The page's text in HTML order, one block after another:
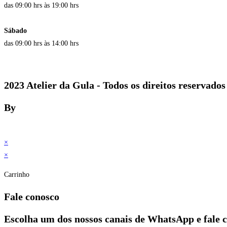
das 09:00 hrs às 19:00 hrs
Sábado
das 09:00 hrs às 14:00 hrs
2023 Atelier da Gula - Todos os direitos reservados
By
×
×
Carrinho
Fale conosco
Escolha um dos nossos canais de WhatsApp e fale